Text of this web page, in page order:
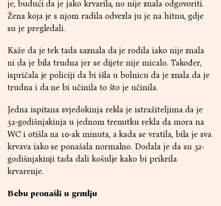
je, budući da je jako krvarila, no nije znala odgovoriti.
Žena koja je s njom radila odvezla ju je na hitnu, gdje
su je pregledali.
Kaže da je tek tada saznala da je rodila iako nije znala
ni da je bila trudna jer se dijete nije micalo. Također,
ispričala je policiji da bi išla u bolnicu da je znala da je
trudna i da ne bi učinila to što je učinila.
Jedna ispitana svjedokinja rekla je istražiteljima da je
32-godišnjakinja u jednom trenutku rekla da mora na
WC i otišla na 10-ak minuta, a kada se vratila, bila je sva
krvava iako se ponašala normalno. Dodala je da su 32-
godišnjakinji tada dali košulje kako bi prikrila
krvarenje.
Bebu pronašli u grmlju